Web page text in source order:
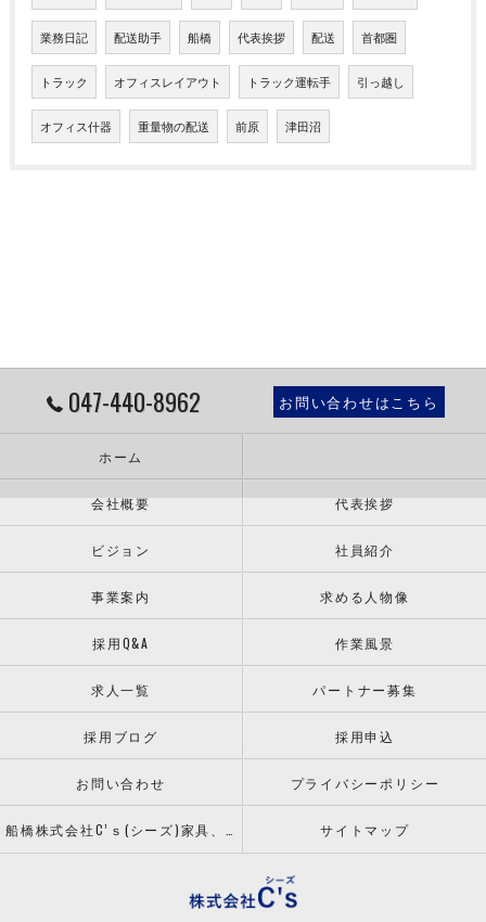
業務日記 配送助手 船橋 代表挨拶 配送 首都圏
トラック オフィスレイアウト トラック運転手 引っ越し
オフィス什器 重量物の配送 前原 津田沼
047-440-8962 お問い合わせはこちら
ホーム
会社概要 代表挨拶
ビジョン 社員紹介
事業案内 求める人物像
採用Q&A 作業風景
求人一覧 パートナー募集
採用ブログ 採用申込
お問い合わせ プライバシーポリシー
サイトマップ